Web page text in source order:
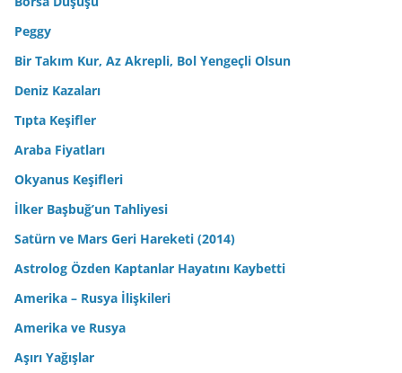
Peggy
Bir Takım Kur, Az Akrepli, Bol Yengeçli Olsun
Deniz Kazaları
Tıpta Keşifler
Araba Fiyatları
Okyanus Keşifleri
İlker Başbuğ’un Tahliyesi
Satürn ve Mars Geri Hareketi (2014)
Astrolog Özden Kaptanlar Hayatını Kaybetti
Amerika – Rusya İlişkileri
Amerika ve Rusya
Aşırı Yağışlar